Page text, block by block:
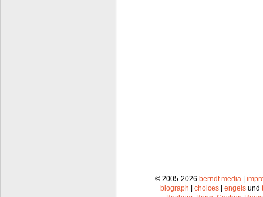
© 2005-2026 berndt media|
biograph
choices engels und